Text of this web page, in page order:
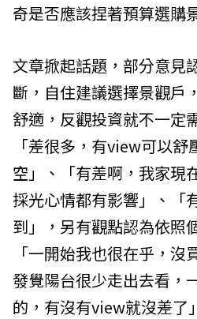
奇是否應該捏著預算選購
文章掀起話題，部分意見
斷，自住建議選擇景觀戶
舒適，反觀投資就不一定
「差很多，有view可以
空」、「有差啊，我家現
採光心情都有影響」、「
到」，另有觀點認為依照
「一開始我也很在乎，
發覺陽台很少走出去看，
的，有沒有view就沒差了